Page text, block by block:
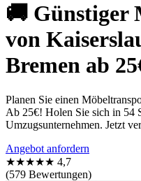
🚚 Günstiger
von
Bremen ab
Planen Sie einen
Ab 25€! Holen Sie sich in 54
Umzugsunternehmen. Jetzt
Angebot anfordern
★★★★★ 4,7
(579 Bewertungen)